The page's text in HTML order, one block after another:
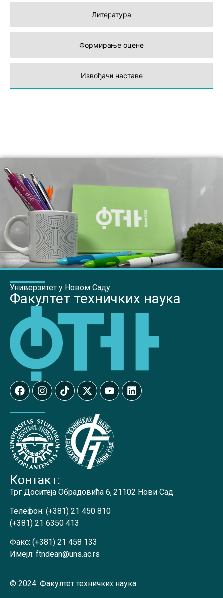
Литература
Формирање оцене
Извођачи наставе
Универзитет у Новом Саду
Факултет техничких наука
Контакт:
Трг Доситеја Обрадовића 6, 21102 Нови Сад
Телефон: (+381) 21 450 810
(+381) 21 6350 413
Факс: (+381) 21 458 133
Имејл: ftndean@uns.ac.rs
© 2024. Факултет техничких наука